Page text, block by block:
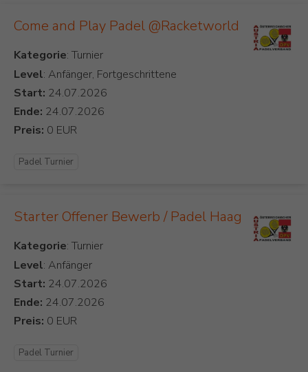
Come and Play Padel @Racketworld
Kategorie
Level: Anfänger, Fortgeschrittene
Start:
Ende:
Preis:
Padel Turnier
Starter Offener Bewerb / Padel Haag
Kategorie
Level: Anfänger
Start:
Ende:
Preis:
Padel Turnier